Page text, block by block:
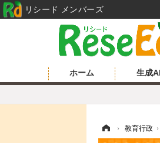
ホーム 生成AI
› 教育行政 ›
リシード メンバーズ